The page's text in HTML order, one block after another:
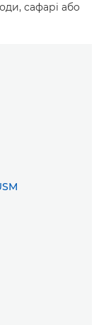
сафарі або